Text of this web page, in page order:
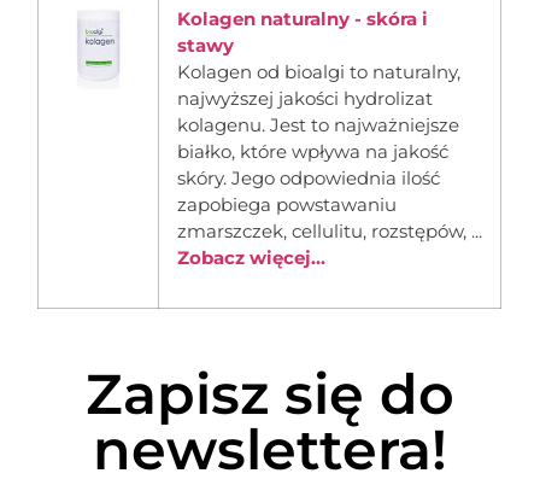
Kolagen naturalny - skóra i
stawy
Kolagen od bioalgi to naturalny,
najwyższej jakości hydrolizat
kolagenu. Jest to najważniejsze
białko, które wpływa na jakość
skóry. Jego odpowiednia ilość
zapobiega powstawaniu
zmarszczek, cellulitu, rozstępów, ...
Zobacz więcej...
Zapisz się do
newslettera!